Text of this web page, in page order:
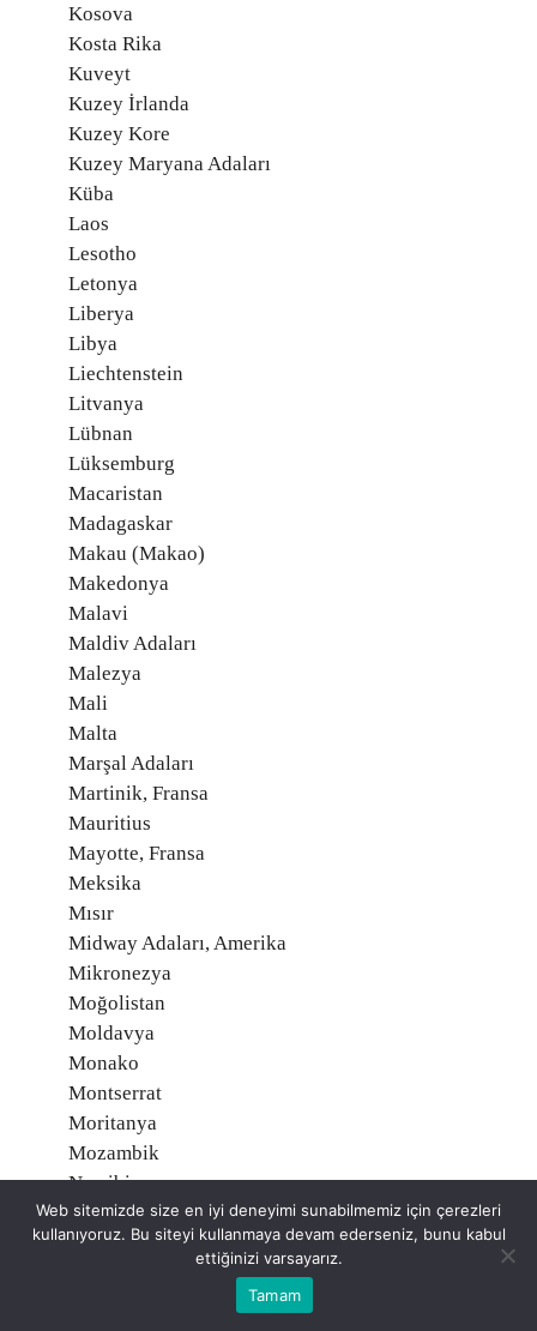
Kosova
Kosta Rika
Kuveyt
Kuzey İrlanda
Kuzey Kore
Kuzey Maryana Adaları
Küba
Laos
Lesotho
Letonya
Liberya
Libya
Liechtenstein
Litvanya
Lübnan
Lüksemburg
Macaristan
Madagaskar
Makau (Makao)
Makedonya
Malavi
Maldiv Adaları
Malezya
Mali
Malta
Marşal Adaları
Martinik, Fransa
Mauritius
Mayotte, Fransa
Meksika
Mısır
Midway Adaları, Amerika
Mikronezya
Moğolistan
Moldavya
Monako
Montserrat
Moritanya
Mozambik
Namibia
Nauru
Nepal
Web sitemizde size en iyi deneyimi sunabilmemiz için çerezleri
kullanıyoruz. Bu siteyi kullanmaya devam ederseniz, bunu kabul
ettiğinizi varsayarız.
Tamam